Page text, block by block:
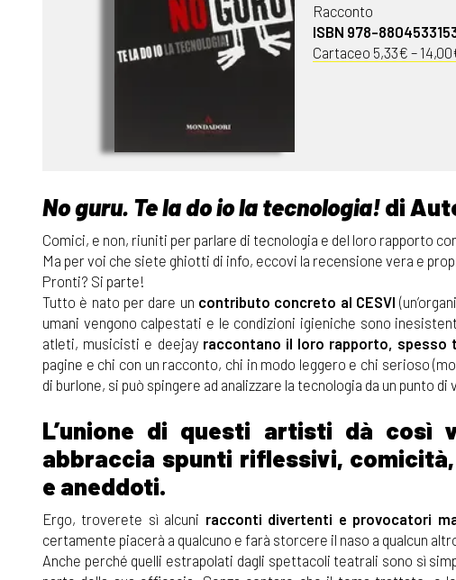
Racconto
ISBN 978-
Cartaceo 5,33€ –
No guru. Te la do io la tecnologia!di
Comici, e non, riuniti per parlare di tecnologia e del loro rapporto
Ma per voi che siete ghiotti di info, eccovi la recensione vera e
Pronti? Si parte!
Tutto è nato per dare un contributo concreto al CESVI
umani vengono calpestati e le condizioni igieniche sono
atleti, musicisti e deejay raccontano il loro rapporto, spesso
pagine e chi con un racconto, chi in modo leggero e chi serioso
di burlone, si può spingere ad analizzare la tecnologia da un punto
L’unione di questi artisti dà
abbraccia spunti riflessivi,
e aneddoti.
Ergo, troverete sì alcuni racconti divertenti e provocatori
certamente piacerà a qualcuno e farà storcere il naso a qualcun
Anche perché quelli estrapolati dagli spettacoli teatrali sono sì